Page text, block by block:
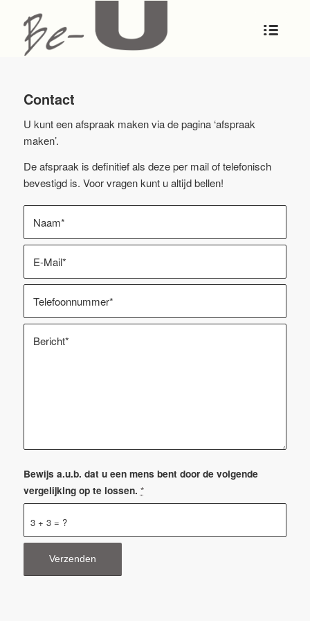
Contact
U kunt een afspraak maken via de pagina ‘afspraak
maken’.
De afspraak is definitief als deze per mail of telefonisch
bevestigd is. Voor vragen kunt u altijd bellen!
3 + 3 = ?
Bewijs a.u.b. dat u een mens bent door de volgende
vergelijking op te lossen. *